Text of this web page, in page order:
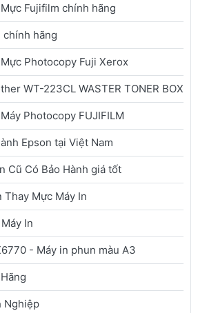
Fujifilm chính hãng
chính hãng
Photocopy Fuji Xerox
WT-223CL WASTER TONER BOX
Photocopy FUJIFILM
Epson tại Việt Nam
Cũ Có Bảo Hành giá tốt
Thay Mực Máy In
In
- Máy in phun màu A3
Nghiệp